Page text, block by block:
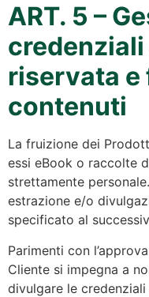
ART. 5 –
credenziali
riservata e
contenuti
La fruizione dei
essi eBook o raccolte
strettamente
estrazione e/o
specificato al
Parimenti con
Cliente si impegna a
divulgare le